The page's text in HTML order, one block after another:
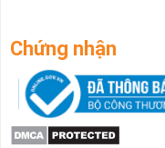
Chứng nhận